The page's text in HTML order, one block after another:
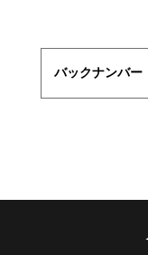
バックナンバー